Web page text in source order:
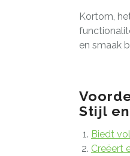
Kortom,
en smaak
Stijl
Biedt
Creëert